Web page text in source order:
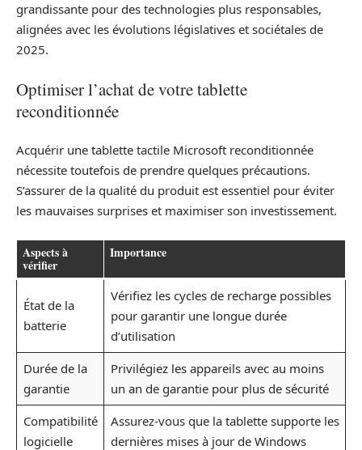
grandissante pour des technologies plus responsables,
alignées avec les évolutions législatives et sociétales de
2025.
Optimiser l’achat de votre tablette
reconditionnée
Acquérir une tablette tactile Microsoft reconditionnée
nécessite toutefois de prendre quelques précautions.
S’assurer de la qualité du produit est essentiel pour éviter
les mauvaises surprises et maximiser son investissement.
Aspects à
vérifier
Importance
État de la
batterie
Vérifiez les cycles de recharge possibles
pour garantir une longue durée
d’utilisation
Durée de la
garantie
Privilégiez les appareils avec au moins
un an de garantie pour plus de sécurité
Compatibilité
logicielle
Assurez-vous que la tablette supporte les
dernières mises à jour de Windows